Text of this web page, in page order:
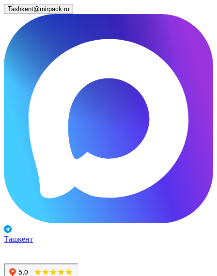
Tashkent@mirpack.ru
Ташкент